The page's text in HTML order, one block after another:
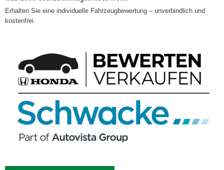
Erhalten Sie eine individuelle Fahrzeugbewertung – unverbindlich und
kostenfrei.